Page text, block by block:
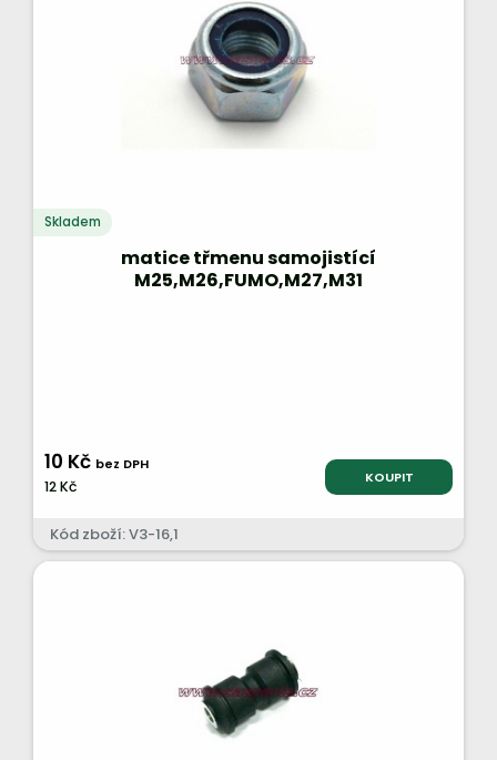
Skladem
matice třmenu samojistící
M25,M26,FUMO,M27,M31
10 Kč bez DPH
12 Kč KOUPIT
Kód zboží: V3-16,1